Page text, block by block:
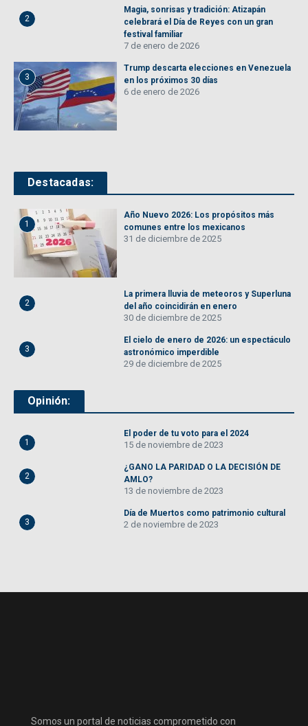
2
Magia, sonrisas y tradición: Atizapán
celebrará el Día de Reyes con un gran
festival familiar
7 de enero de 2026
3
Trump descarta elecciones en Venezuela
en los próximos 30 días
6 de enero de 2026
Destacadas:
1
Año Nuevo 2026: Los propósitos más
comunes entre los mexicanos
31 de diciembre de 2025
2
La primera lluvia de meteoros y Superluna
del año coincidirán en enero
30 de diciembre de 2025
3
El cielo de enero de 2026: un espectáculo
astronómico imperdible
29 de diciembre de 2025
Opinión:
1
El poder de tu voto para el 2024
15 de noviembre de 2023
2
¿GANO LA PARIDAD O LA DECISIÓN DE
AMLO?
13 de noviembre de 2023
3
Día de Muertos como patrimonio cultural
2 de noviembre de 2023
Somos un portal de noticias comprometido con